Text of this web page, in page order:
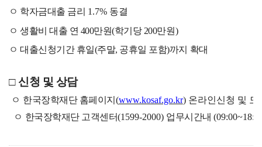
ㅇ 학자금대출 금리 1.7% 동결
ㅇ 생활비 대출 연 400만원(학기당 200만원)
ㅇ 대출신청기간 휴일(주말, 공휴일 포함)까지 확대
□ 신청 및 상담
ㅇ 한국장학재단 홈페이지 (www.kosaf.go.kr) 온라인신청 및 모
ㅇ 한국장학재단 고객센터(1599-2000) 업무시간내